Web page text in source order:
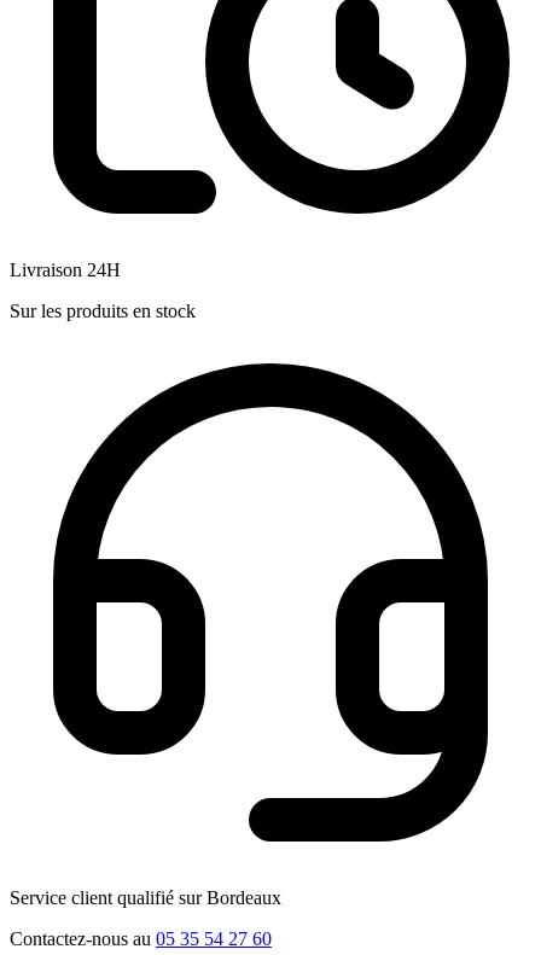
Livraison 24H
Sur les produits en stock
Service client qualifié sur Bordeaux
Contactez-nous au 05 35 54 27 60